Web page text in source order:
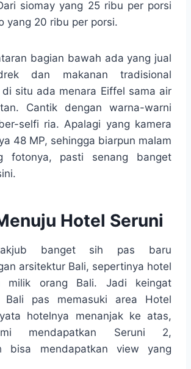
siomay yang 25 ribu per porsi
yang 20 ribu per porsi.
bagian bawah ada yang jual
dan makanan tradisional
di situ ada menara Eiffel sama air
Cantik dengan warna-warni
selfi ria. Apalagi yang kamera
48 MP, sehingga biarpun malam
fotonya, pasti senang banget
Hotel Seruni
banget sih pas baru
arsitektur Bali, sepertinya hotel
milik orang Bali. Jadi keingat
Bali pas memasuki area Hotel
hotelnya menanjak ke atas,
mendapatkan Seruni 2,
bisa mendapatkan view yang